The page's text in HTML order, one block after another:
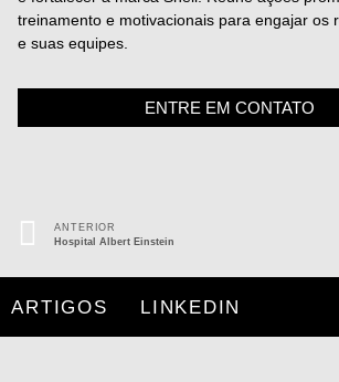
treinamento e motivacionais para engajar os
e suas equipes.
ENTRE EM CONTATO
ANTERIOR
Hospital Albert Einstein
ARTIGOS LINKEDIN